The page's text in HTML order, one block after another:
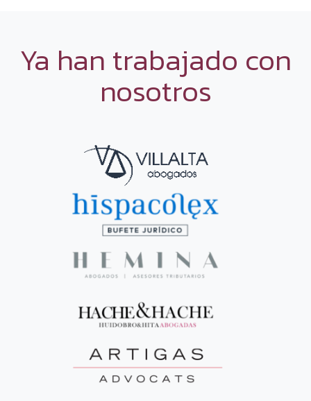
Ya han trabajado con
nosotros